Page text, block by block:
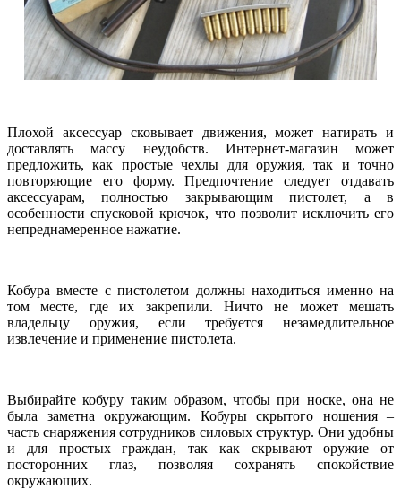
Плохой аксессуар сковывает движения, может натирать и
доставлять массу неудобств. Интернет-магазин может
предложить, как простые чехлы для оружия, так и точно
повторяющие его форму. Предпочтение следует отдавать
аксессуарам, полностью закрывающим пистолет, а в
особенности спусковой крючок, что позволит исключить его
непреднамеренное нажатие.
Кобура вместе с пистолетом должны находиться именно на
том месте, где их закрепили. Ничто не может мешать
владельцу оружия, если требуется незамедлительное
извлечение и применение пистолета.
Выбирайте кобуру таким образом, чтобы при носке, она не
была заметна окружающим. Кобуры скрытого ношения –
часть снаряжения сотрудников силовых структур. Они удобны
и для простых граждан, так как скрывают оружие от
посторонних глаз, позволяя сохранять спокойствие
окружающих.